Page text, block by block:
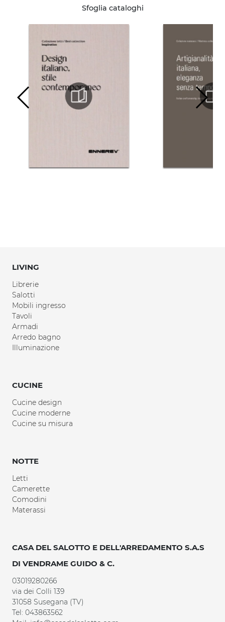
Sfoglia cataloghi
LIVING
Librerie
Salotti
Mobili ingresso
Tavoli
Armadi
Arredo bagno
Illuminazione
CUCINE
Cucine design
Cucine moderne
Cucine su misura
NOTTE
Letti
Camerette
Comodini
Materassi
CASA DEL SALOTTO E DELL'ARREDAMENTO S.A.S
DI VENDRAME GUIDO & C.
03019280266
via dei Colli 139
31058 Susegana (TV)
Tel: 043863562